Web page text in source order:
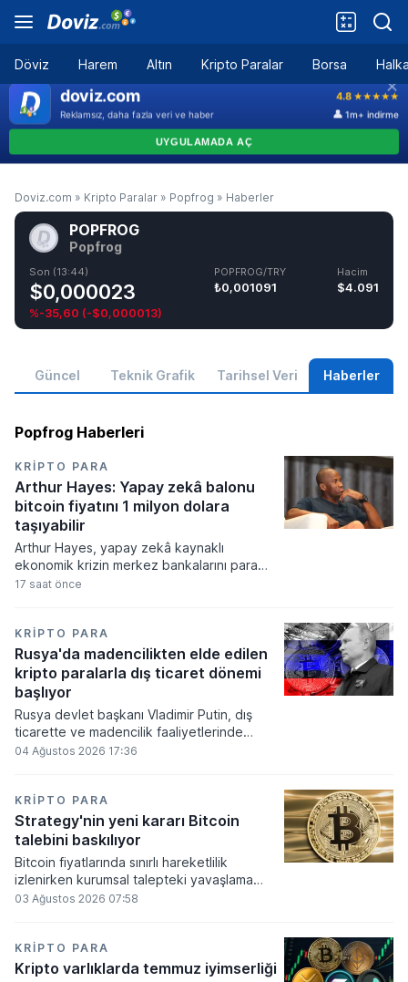
Döviz Harem Altın Kripto Paralar Borsa
Doviz.com » Kripto Paralar » Popfrog » Haberler
POPFROG
Popfrog
Son (13:44)
$0,000023
%-35,60 (-$0,000013)
POPFROG/TRY
₺0,001091
Hacim
$4.091
Güncel Teknik Grafik Tarihsel Veri Haberler
Popfrog Haberleri
KRIPTO PARA
Arthur Hayes: Yapay zekâ balonu
bitcoin fiyatını 1 milyon dolara
taşıyabilir
Arthur Hayes, yapay zekâ kaynaklı
ekonomik krizin merkez bankalarını para
basmaya zorlayacağını ve bu durumun
kayıplarının tetikleyeceği kredi krizinin
küresel likidite artışına yol açacağını belirtti
ve bitcoinin bu süreçte en hızlı tepki veren
varlık olacağı vurguladı.
17 saat önce
KRIPTO PARA
Rusya'da madencilikten elde edilen
kripto paralarla dış ticaret dönemi
başlıyor
Rusya devlet başkanı Vladimir Putin, dış
ticarette ve madencilik faaliyetlerinde
kripto varlıkların kullanımına onay veren
elde edilen dijital paraların belirli şartlar
altında dolaşımına ve menkul kıymet
alımlarında kullanılmasına olanak sağlanıyor.
04 Ağustos 2026 17:36
KRIPTO PARA
Strategy'nin yeni kararı Bitcoin
talebini baskılıyor
Bitcoin fiyatlarında sınırlı hareketlilik
izlenirken kurumsal talepteki yavaşlama
piyasa dinamiklerini etkiliyor. ABD Merkez
çalışmalarındaki belirsizliklerle baskı altında
kalmaya devam ediyor.
03 Ağustos 2026 07:58
KRIPTO PARA
Kripto varlıklarda temmuz iyimserliği